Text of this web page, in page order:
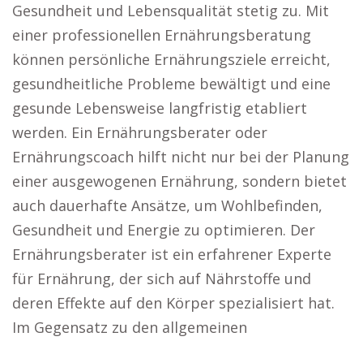
Gesundheit und Lebensqualität stetig zu. Mit
einer professionellen Ernährungsberatung
können persönliche Ernährungsziele erreicht,
gesundheitliche Probleme bewältigt und eine
gesunde Lebensweise langfristig etabliert
werden. Ein Ernährungsberater oder
Ernährungscoach hilft nicht nur bei der Planung
einer ausgewogenen Ernährung, sondern bietet
auch dauerhafte Ansätze, um Wohlbefinden,
Gesundheit und Energie zu optimieren. Der
Ernährungsberater ist ein erfahrener Experte
für Ernährung, der sich auf Nährstoffe und
deren Effekte auf den Körper spezialisiert hat.
Im Gegensatz zu den allgemeinen